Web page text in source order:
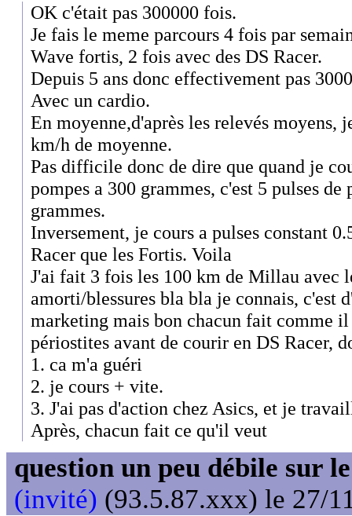
OK c'était pas 300000 fois.
Je fais le meme parcours 4 fois par
Wave fortis, 2 fois avec des DS Racer.
Depuis 5 ans donc effectivement pas
Avec un cardio.
En moyenne,d'après les relevés moyens,
km/h de moyenne.
Pas difficile donc de dire que quand je
pompes a 300 grammes, c'est 5 pulses
grammes.
Inversement, je cours a pulses constant
Racer que les Fortis. Voila
J'ai fait 3 fois les 100 km de Millau avec
amorti/blessures bla bla je connais, c'est
marketing mais bon chacun fait comme
périostites avant de courir en DS Racer,
1. ca m'a guéri
2. je cours + vite.
3. J'ai pas d'action chez Asics, et je
Après, chacun fait ce qu'il veut
question un peu débile sur
(invité) (93.5.87.xxx) le 27/